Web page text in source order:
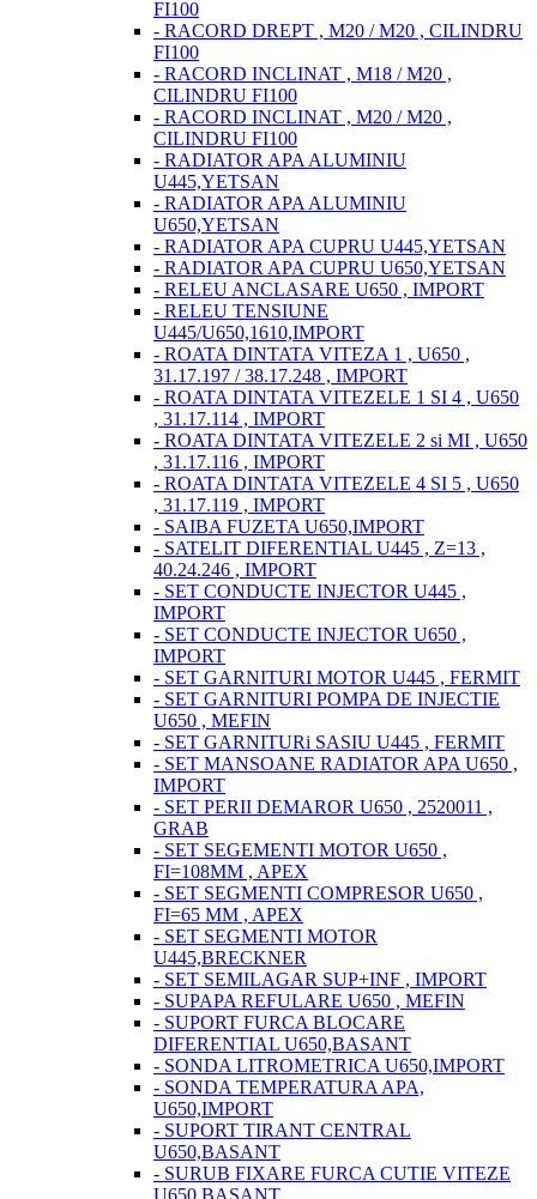
FI100
- RACORD DREPT , M20 / M20 , CILINDRU
FI100
- RACORD INCLINAT , M18 / M20 ,
CILINDRU FI100
- RACORD INCLINAT , M20 / M20 ,
CILINDRU FI100
- RADIATOR APA ALUMINIU
U445,YETSAN
- RADIATOR APA ALUMINIU
U650,YETSAN
- RADIATOR APA CUPRU U445,YETSAN
- RADIATOR APA CUPRU U650,YETSAN
- RELEU ANCLASARE U650 , IMPORT
- RELEU TENSIUNE
U445/U650,1610,IMPORT
- ROATA DINTATA VITEZA 1 , U650 ,
31.17.197 / 38.17.248 , IMPORT
- ROATA DINTATA VITEZELE 1 SI 4 , U650
, 31.17.114 , IMPORT
- ROATA DINTATA VITEZELE 2 si MI , U650
, 31.17.116 , IMPORT
- ROATA DINTATA VITEZELE 4 SI 5 , U650
, 31.17.119 , IMPORT
- SAIBA FUZETA U650,IMPORT
- SATELIT DIFERENTIAL U445 , Z=13 ,
40.24.246 , IMPORT
- SET CONDUCTE INJECTOR U445 ,
IMPORT
- SET CONDUCTE INJECTOR U650 ,
IMPORT
- SET GARNITURI MOTOR U445 , FERMIT
- SET GARNITURI POMPA DE INJECTIE
U650 , MEFIN
- SET GARNITURi SASIU U445 , FERMIT
- SET MANSOANE RADIATOR APA U650 ,
IMPORT
- SET PERII DEMAROR U650 , 2520011 ,
GRAB
- SET SEGEMENTI MOTOR U650 ,
FI=108MM , APEX
- SET SEGMENTI COMPRESOR U650 ,
FI=65 MM , APEX
- SET SEGMENTI MOTOR
U445,BRECKNER
- SET SEMILAGAR SUP+INF , IMPORT
- SUPAPA REFULARE U650 , MEFIN
- SUPORT FURCA BLOCARE
DIFERENTIAL U650,BASANT
- SONDA LITROMETRICA U650,IMPORT
- SONDA TEMPERATURA APA,
U650,IMPORT
- SUPORT TIRANT CENTRAL
U650,BASANT
- SURUB FIXARE FURCA CUTIE VITEZE
U650,BASANT